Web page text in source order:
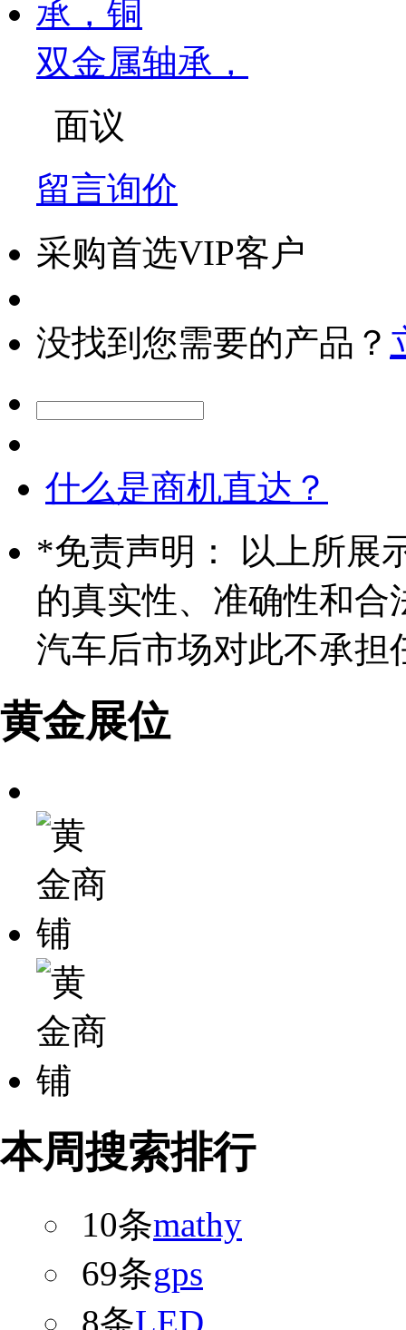
双金属轴承，
面议
留言询价
采购首选VIP客户
没找到您需要的产品？
什么是商机直达？
*免责声明： 以上所展
的真实性、准确性和合
汽车后市场对此不承担
黄金展位
本周搜索排行
10条mathy
69条gps